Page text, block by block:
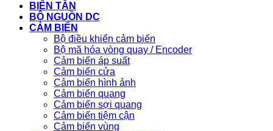
BIẾN TẦN
BỘ NGUỒN DC
CẢM BIẾN
Bộ điều khiển cảm biến
Bộ mã hóa vòng quay / Encoder
Cảm biến áp suất
Cảm biến cửa
Cảm biến hình ảnh
Cảm biến quang
Cảm biến sợi quang
Cảm biến tiệm cận
Cảm biến vùng